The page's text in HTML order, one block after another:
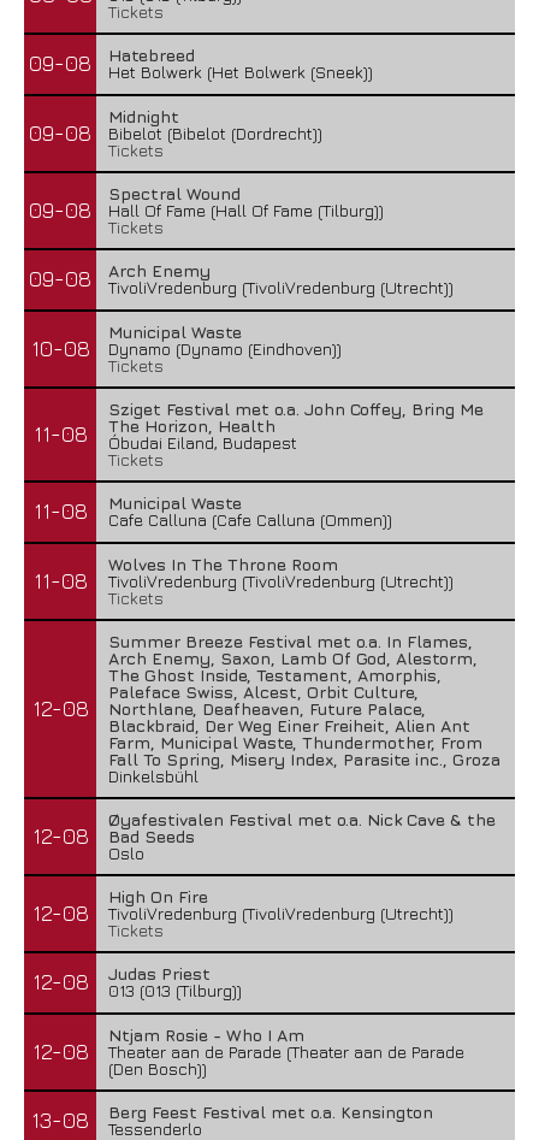
Tickets
09-08
Hatebreed
Het Bolwerk (Het Bolwerk (Sneek))
09-08
Midnight
Bibelot (Bibelot (Dordrecht))
Tickets
09-08
Spectral Wound
Hall Of Fame (Hall Of Fame (Tilburg))
Tickets
09-08
Arch Enemy
TivoliVredenburg (TivoliVredenburg (Utrecht))
10-08
Municipal Waste
Dynamo (Dynamo (Eindhoven))
Tickets
11-08
Sziget Festival met o.a. John Coffey, Bring Me
The Horizon, Health
Óbudai Eiland, Budapest
Tickets
11-08
Municipal Waste
Cafe Calluna (Cafe Calluna (Ommen))
11-08
Wolves In The Throne Room
TivoliVredenburg (TivoliVredenburg (Utrecht))
Tickets
12-08
Summer Breeze Festival met o.a. In Flames,
Arch Enemy, Saxon, Lamb Of God, Alestorm,
The Ghost Inside, Testament, Amorphis,
Paleface Swiss, Alcest, Orbit Culture,
Northlane, Deafheaven, Future Palace,
Blackbraid, Der Weg Einer Freiheit, Alien Ant
Farm, Municipal Waste, Thundermother, From
Fall To Spring, Misery Index, Parasite inc., Groza
Dinkelsbühl
12-08
Øyafestivalen Festival met o.a. Nick Cave & the
Bad Seeds
Oslo
12-08
High On Fire
TivoliVredenburg (TivoliVredenburg (Utrecht))
Tickets
12-08
Judas Priest
013 (013 (Tilburg))
12-08
Ntjam Rosie - Who I Am
Theater aan de Parade (Theater aan de Parade
(Den Bosch))
13-08
Berg Feest Festival met o.a. Kensington
Tessenderlo